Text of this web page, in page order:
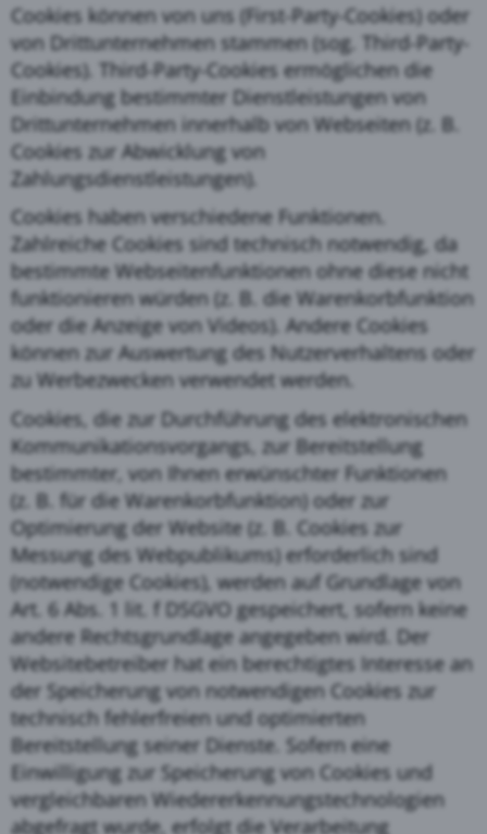
Cookies können von uns (First-Party-Cookies) oder
von Drittunternehmen stammen (sog. Third-Party-
Cookies). Third-Party-Cookies ermöglichen die
Einbindung bestimmter Dienstleistungen von
Drittunternehmen innerhalb von Webseiten (z. B.
Cookies zur Abwicklung von
Zahlungsdienstleistungen).
Cookies haben verschiedene Funktionen.
Zahlreiche Cookies sind technisch notwendig, da
bestimmte Webseitenfunktionen ohne diese nicht
funktionieren würden (z. B. die Warenkorbfunktion
oder die Anzeige von Videos). Andere Cookies
können zur Auswertung des Nutzerverhaltens oder
zu Werbezwecken verwendet werden.
Cookies, die zur Durchführung des elektronischen
Kommunikationsvorgangs, zur Bereitstellung
bestimmter, von Ihnen erwünschter Funktionen
(z. B. für die Warenkorbfunktion) oder zur
Optimierung der Website (z. B. Cookies zur
Messung des Webpublikums) erforderlich sind
(notwendige Cookies), werden auf Grundlage von
Art. 6 Abs. 1 lit. f DSGVO gespeichert, sofern keine
andere Rechtsgrundlage angegeben wird. Der
Websitebetreiber hat ein berechtigtes Interesse an
der Speicherung von notwendigen Cookies zur
technisch fehlerfreien und optimierten
Bereitstellung seiner Dienste. Sofern eine
Einwilligung zur Speicherung von Cookies und
vergleichbaren Wiedererkennungstechnologien
abgefragt wurde, erfolgt die Verarbeitung